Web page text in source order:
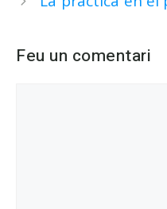
Feu un comentari